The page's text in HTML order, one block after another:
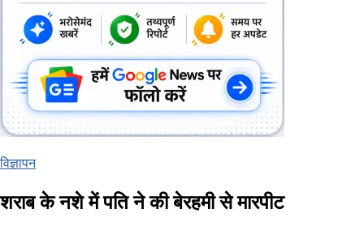
विज्ञापन
शराब के नशे में पति ने की बेरहमी से मारपीट